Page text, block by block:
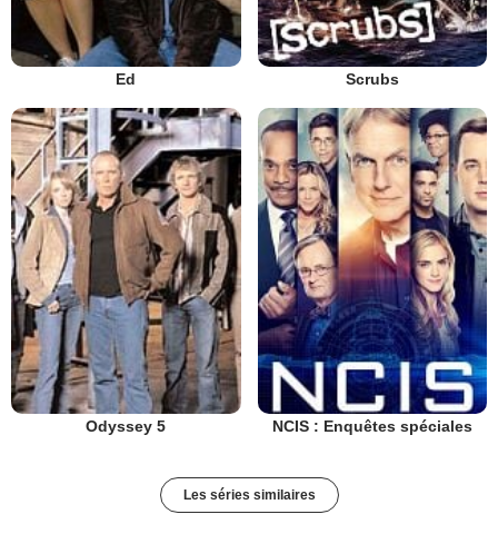
Ed Scrubs
Odyssey 5 NCIS : Enquêtes spéciales
Les séries similaires